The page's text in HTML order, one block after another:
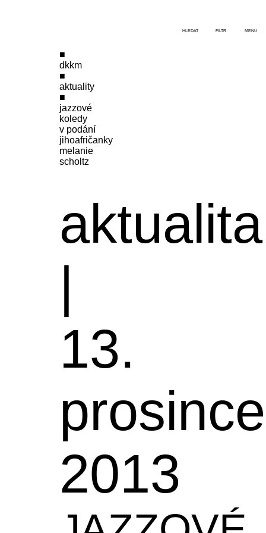
dkkm
aktuality
jazzové
koledy
v podání
jihoafričanky
melanie
scholtz
aktualita
|
13.
prosince
2013
HLEDAT FILTR MENU